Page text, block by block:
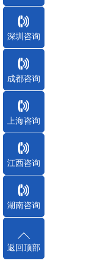
深圳咨询
成都咨询
上海咨询
江西咨询
湖南咨询
返回顶部